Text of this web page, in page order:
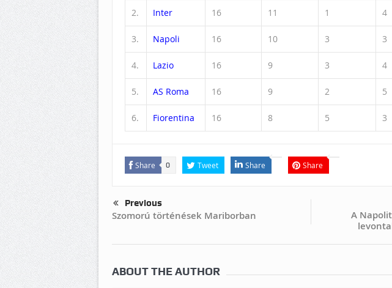
2. Inter 16 11 1 4
3. Napoli 16 10 3 3
4. Lazio 16 9 3 4
5. AS Roma 16 9 2 5
6. Fiorentina 16 8 5 3
Share 0 Tweet Share Share
Previous
Szomorú történések Mariborban
A
ABOUT THE AUTHOR